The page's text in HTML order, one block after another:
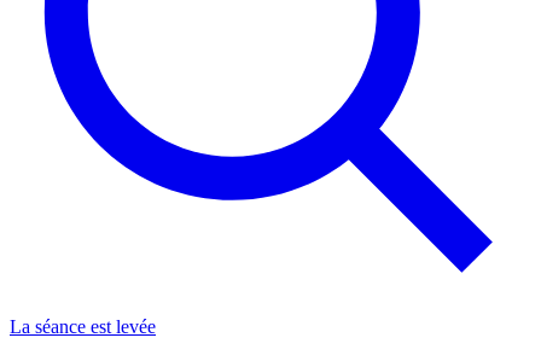
La séance est levée